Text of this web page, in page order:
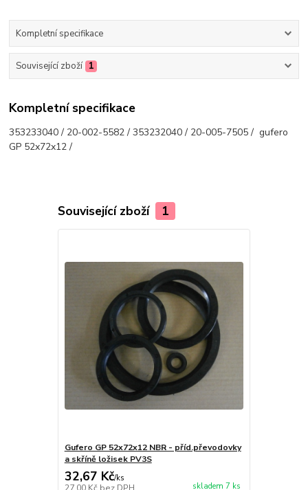
Kompletní specifikace
Související zboží 1
Kompletní specifikace
353233040 / 20-002-5582 / 353232040 / 20-005-7505 / gufero
GP 52x72x12 /
Související zboží 1
Gufero GP 52x72x12 NBR - příd.převodovky
a skříně ložisek PV3S
32,67 Kč/ks
skladem 7 ks